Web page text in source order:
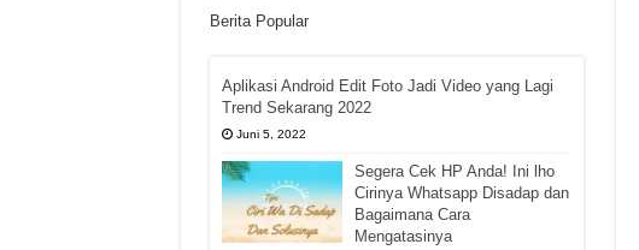
Berita Popular
Aplikasi Android Edit Foto Jadi Video yang Lagi
Trend Sekarang 2022
Juni 5, 2022
Segera Cek HP Anda! Ini lho
Cirinya Whatsapp Disadap dan
Bagaimana Cara
Mengatasinya